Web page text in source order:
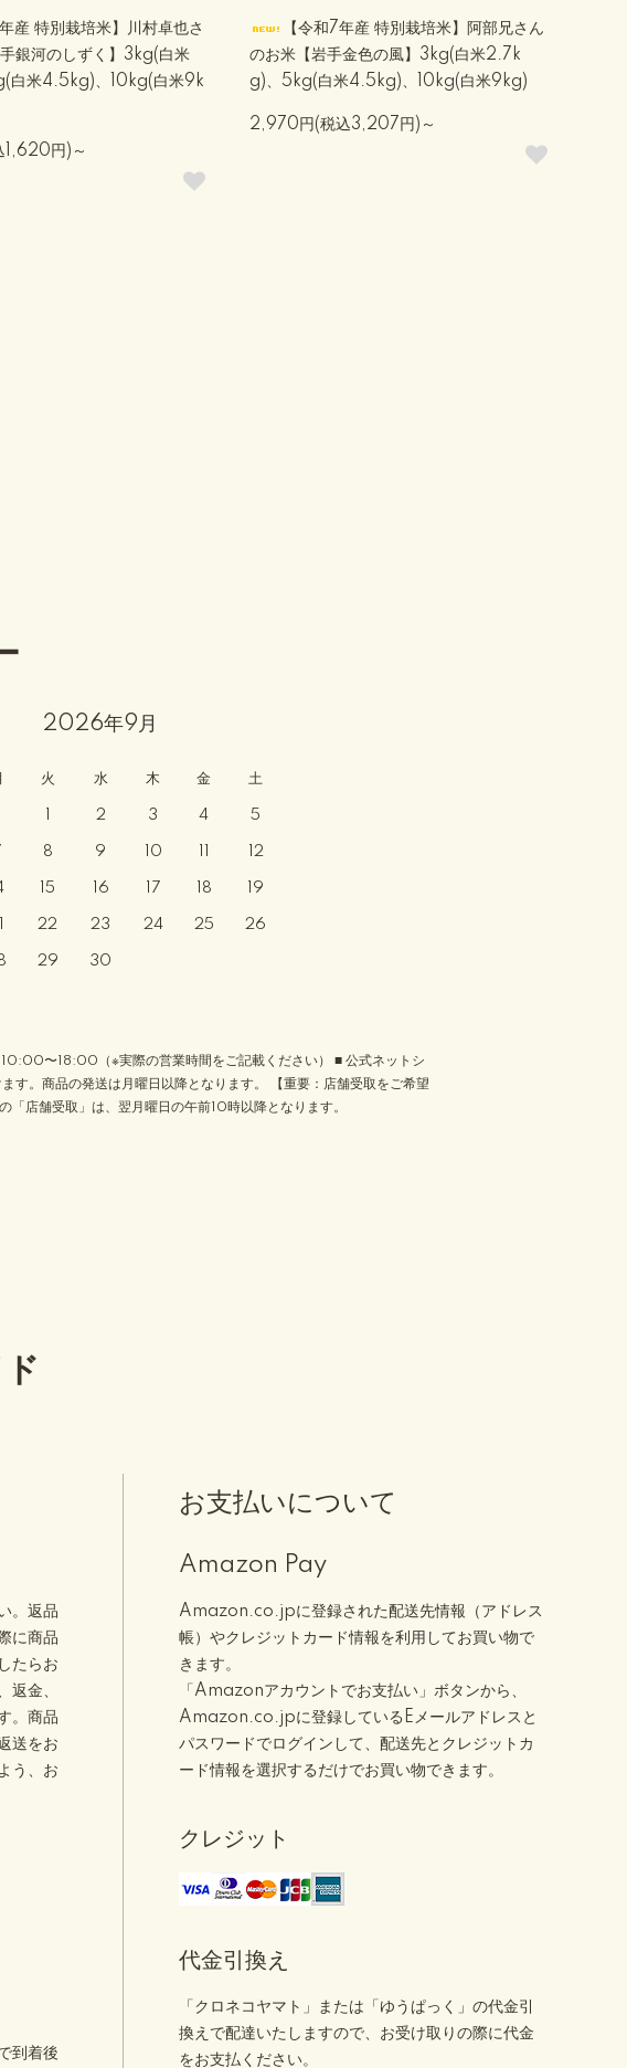
年産 特別栽培米】川村卓也さ
銀河のしずく】3kg(白米
白米4.5kg)、10kg(白米9k
1,620円)～
【令和7年産 特別栽培米】阿部兄さん
のお米【岩手金色の風】3kg(白米2.7k
g)、5kg(白米4.5kg)、10kg(白米9kg)
2,970円(税込3,207円)～
2026年9月
火 水 木 金 土
2 3 4 5
8 9 10 12
15 16 17 18 19
22 23 24 25 26
29 30
〜18:00（※実際の営業時間をご記載ください） ■ 公式ネットシ
す。商品の発送は月曜日以降となります。 【重要：店舗受取をご希望
店舗受取」は、翌月曜日の午前10時以降となります。
。返品
に商品
たらお
返金、
。商品
送をお
う、お
到着後
お支払いについて
Amazon Pay
Amazon.co.jpに登録された配送先情報（アドレス
帳）やクレジットカード情報を利用してお買い物で
きます。
「Amazonアカウントでお支払い」ボタンから、
Amazon.co.jpに登録しているEメールアドレスと
パスワードでログインして、配送先とクレジットカ
ード情報を選択するだけでお買い物できます。
クレジット
代金引換え
「クロネコヤマト」または「ゆうぱっく」の代金引
換えで配達いたしますので、お受け取りの際に代金
をお支払ください。